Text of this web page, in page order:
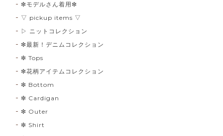
❇︎モデルさん着用❇︎
▽ pickup items ▽
▷ ニットコレクション
❇︎最新！デニムコレクション
❇︎ Tops
❇︎花柄アイテムコレクション
❇︎ Bottom
❇︎ Cardigan
❇︎ Outer
❇︎ Shirt